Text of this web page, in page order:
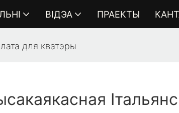
ВІДЭА ПРАЕКТЫ
для кватэры